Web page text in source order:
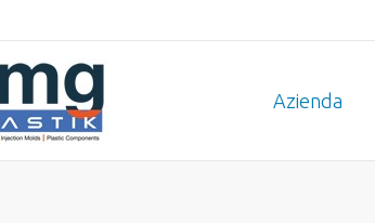
Azienda